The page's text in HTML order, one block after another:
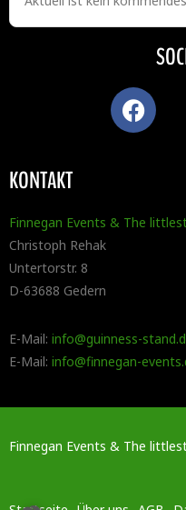
KONTAKT
Finnegan Events & The
Christoph Rehak
Untertorstr. 8
D-63688 Gedern
E-Mail: info@guinness-
E-Mail: info@finnegan-
Finnegan Events & The